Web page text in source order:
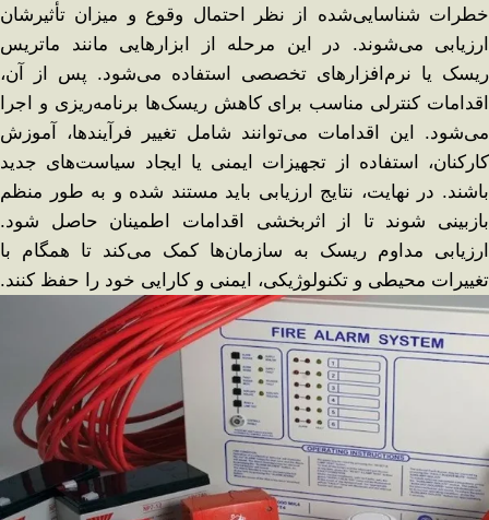
خطرات شناسایی‌شده از نظر احتمال وقوع و میزان تأثیرشان
ارزیابی می‌شوند. در این مرحله از ابزارهایی مانند ماتریس
ریسک یا نرم‌افزارهای تخصصی استفاده می‌شود. پس از آن،
اقدامات کنترلی مناسب برای کاهش ریسک‌ها برنامه‌ریزی و اجرا
می‌شود. این اقدامات می‌توانند شامل تغییر فرآیندها، آموزش
کارکنان، استفاده از تجهیزات ایمنی یا ایجاد سیاست‌های جدید
باشند. در نهایت، نتایج ارزیابی باید مستند شده و به طور منظم
بازبینی شوند تا از اثربخشی اقدامات اطمینان حاصل شود.
ارزیابی مداوم ریسک به سازمان‌ها کمک می‌کند تا همگام با
تغییرات محیطی و تکنولوژیکی، ایمنی و کارایی خود را حفظ کنند.